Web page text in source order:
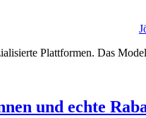
Plattformen. Das
und echte